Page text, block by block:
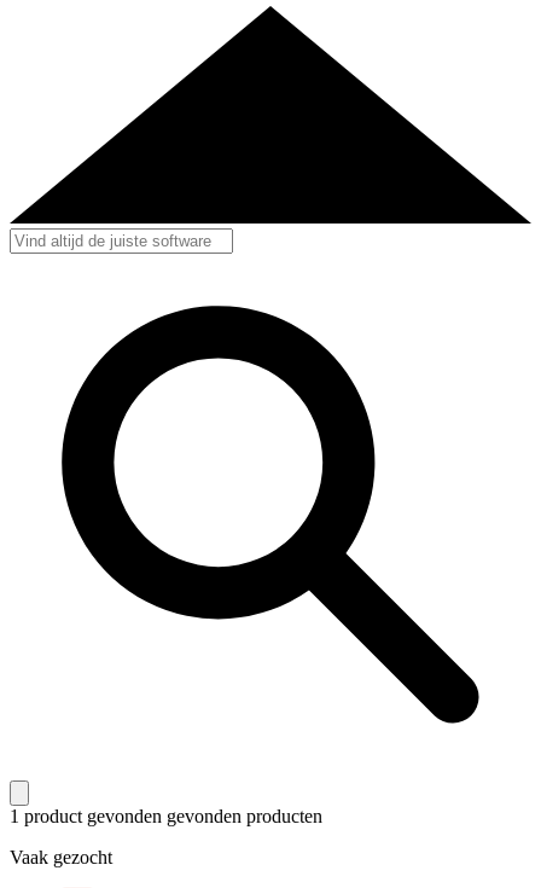
1 product gevonden gevonden producten
Vaak gezocht